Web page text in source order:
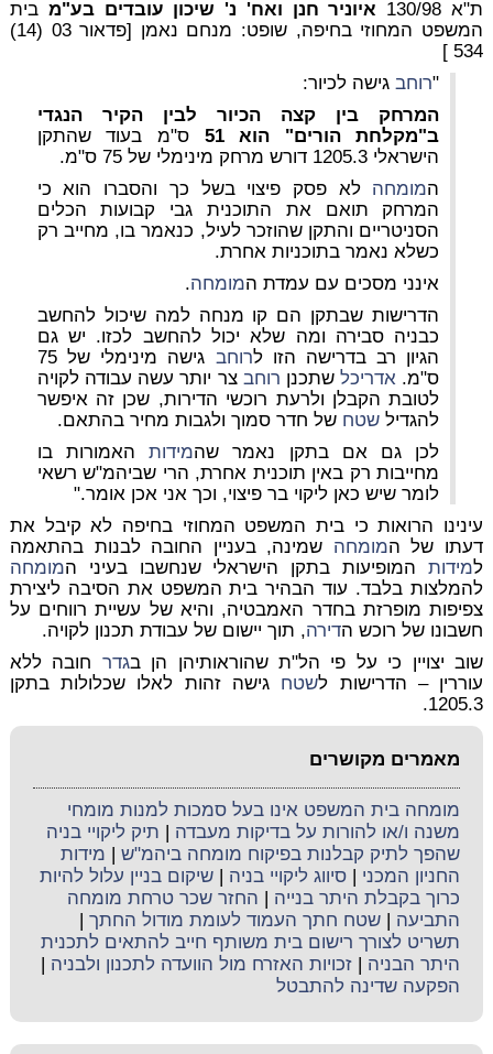
ת"א 130/98 איוניר חנן ואח' נ' שיכון עובדים בע"מ בית
המשפט המחוזי בחיפה, שופט: מנחם נאמן [פדאור 03 (14)
534 ]
"רוחבגישה לכיור:
המרחק בין קצה הכיור לבין הקיר הנגדי
ב"מקלחת הורים" הוא 51
ס"מ בעוד שהתקן
הישראלי 1205.3 דורש מרחק מינימלי של 75 ס"מ.
המומחה לא פסק פיצוי בשל כך והסברו הוא כי
המרחק תואם את התוכנית גבי קבועות הכלים
הסניטריים והתקן שהוזכר לעיל, כנאמר בו, מחייב רק
כשלא נאמר בתוכניות אחרת.
אינני מסכים עם עמדת המומחה.
הדרישות שבתקן הם קו מנחה למה שיכול להחשב
כבניה סבירה ומה שלא יכול להחשב לכזו. יש גם
הגיון רב בדרישה הזו לרוחב
גישה מינימלי של 75
ס"מ. אדריכלשתכנן רוחב צר יותר עשה עבודה לקויה
לטובת הקבלן ולרעת רוכשי הדירות, שכן זה איפשר
להגדיל שטח של חדר סמוך ולגבות מחיר בהתאם.
לכן גם אם בתקן נאמר שהמידותהאמורות בו
מחייבות רק באין תוכנית אחרת, הרי שביהמ"ש רשאי
לומר שיש כאן ליקוי בר פיצוי, וכך אני אכן אומר."
עינינו הרואות כי בית המשפט המחוזי בחיפה לא קיבל את
דעתו של המומחה שמינה, בעניין החובה לבנות בהתאמה
למידותהמופיעות בתקן הישראלי שנחשבו בעיני המומחה
להמלצות בלבד. עוד הבהיר בית המשפט את הסיבה ליצירת
צפיפות מופרזת בחדר האמבטיה, והיא של עשיית רווחים על
חשבונו של רוכש הדירה, תוך יישום של עבודת תכנון לקויה.
שוב יצויין כי על פי הל"ת שהוראותיהן הן בגדר חובה ללא
עוררין – הדרישות לשטח גישה זהות לאלו שכלולות בתקן
1205.3.
מאמרים מקושרים
מומחה בית המשפט אינו בעל סמכות למנות מומחי
משנה ו/או להורות על בדיקות מעבדה
תיק ליקויי בניה
שהפך לתיק קבלנות בפיקוח מומחה ביהמ"ש
מידות
החניון המכני |סיווג ליקויי בניה |שיקום בניין עלול להיות
כרוך בקבלת היתר בנייה
החזר שכר טרחת מומחה
התביעה |שטח חתך העמוד לעומת מודול החתך
תשריט לצורך רישום בית משותף חייב להתאים לתכנית
היתר הבניה |זכויות האזרח מול הוועדה לתכנון ולבניה
הפקעה שדינה להתבטל